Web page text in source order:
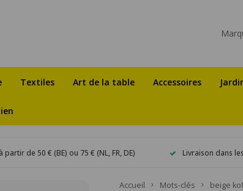
Textiles Art de la table Accessoires
de 50 € (BE) ou 75 € (NL, FR, DE) Livraison dans
Accueil Mots-clés beige